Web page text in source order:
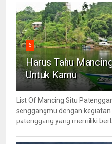
6
Harus Tahu
Untuk Kamu
List Of Mancing Situ
senggangmu dengan
patenggang yang memiliki